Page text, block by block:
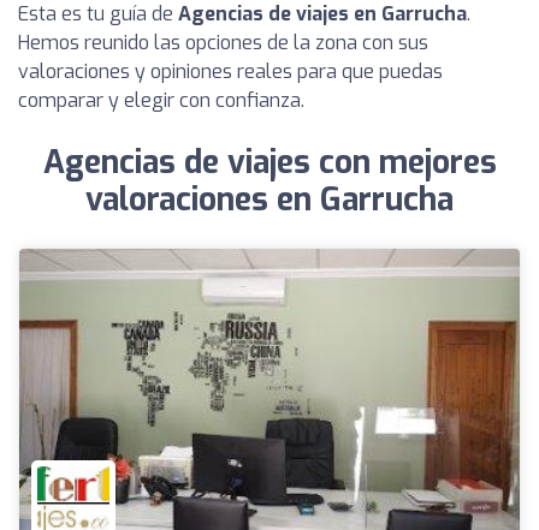
Esta es tu guía de Agencias de viajes en Garrucha.
Hemos reunido las opciones de la zona con sus
valoraciones y opiniones reales para que puedas
comparar y elegir con confianza.
Agencias de viajes con mejores
valoraciones en Garrucha